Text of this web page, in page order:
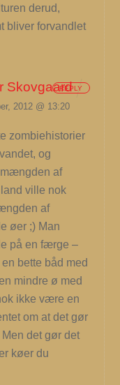
derud,
bliver forvandlet
Skovgaard
2012 @ 13:20
zombiehistorier
og
af
ville nok
af
øer ;) Man
på en færge –
bette båd med
mindre ø med
ikke være en
om at det gør
det gør det
køer du
REPLY